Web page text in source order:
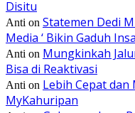
Disitu
Anti on Statemen Dedi
Media ‘ Bikin Gaduh
Anti on Mungkinkah
Bisa di Reaktivasi
Anti on Lebih Cepat dan
MyKahuripan